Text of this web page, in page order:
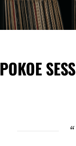
POKOE